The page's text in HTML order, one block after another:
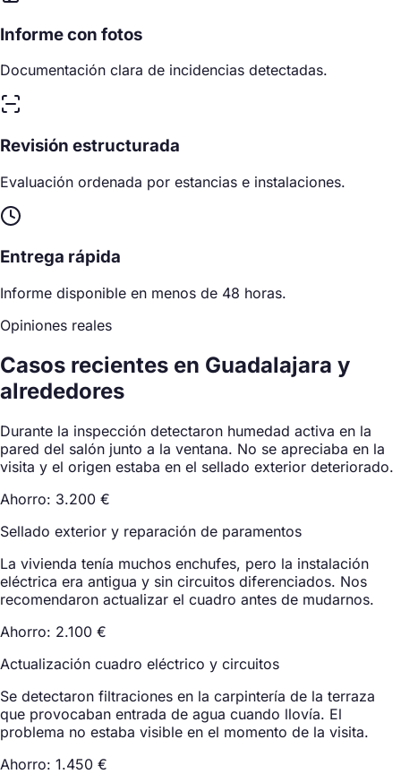
Informe con fotos
Documentación clara de incidencias detectadas.
Revisión estructurada
Evaluación ordenada por estancias e instalaciones.
Entrega rápida
Informe disponible en menos de 48 horas.
Opiniones reales
Casos recientes en Guadalajara y
alrededores
Durante la inspección detectaron humedad activa en la
pared del salón junto a la ventana. No se apreciaba en la
visita y el origen estaba en el sellado exterior deteriorado.
Ahorro: 3.200 €
Sellado exterior y reparación de paramentos
La vivienda tenía muchos enchufes, pero la instalación
eléctrica era antigua y sin circuitos diferenciados. Nos
recomendaron actualizar el cuadro antes de mudarnos.
Ahorro: 2.100 €
Actualización cuadro eléctrico y circuitos
Se detectaron filtraciones en la carpintería de la terraza
que provocaban entrada de agua cuando llovía. El
problema no estaba visible en el momento de la visita.
Ahorro: 1.450 €